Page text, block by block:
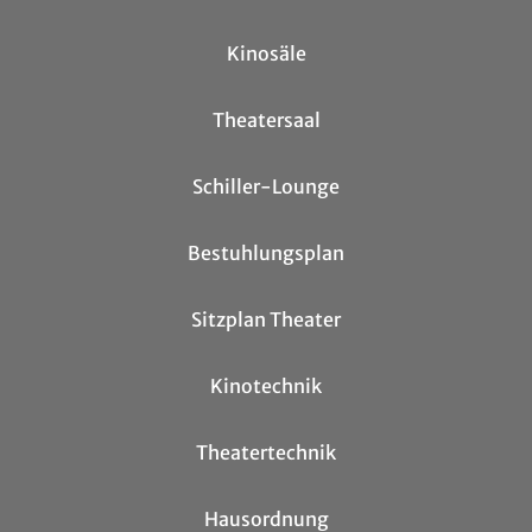
Kinosäle
Theatersaal
Schiller-Lounge
Bestuhlungsplan
Sitzplan Theater
Kinotechnik
Theatertechnik
Hausordnung